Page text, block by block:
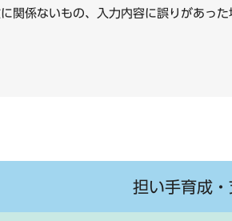
に関係ないもの、入力内容に誤りがあ
担い手育成・